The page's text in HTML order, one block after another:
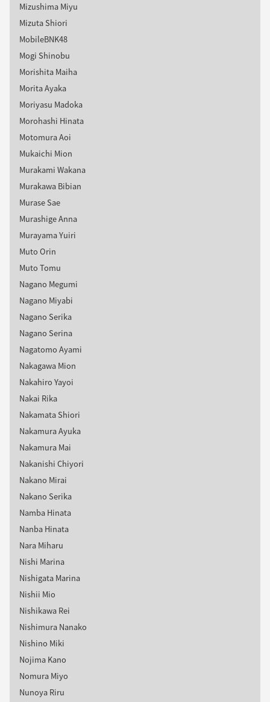
Mizushima Miyu
Mizuta Shiori
MobileBNK48
Mogi Shinobu
Morishita Maiha
Morita Ayaka
Moriyasu Madoka
Morohashi Hinata
Motomura Aoi
Mukaichi Mion
Murakami Wakana
Murakawa Bibian
Murase Sae
Murashige Anna
Murayama Yuiri
Muto Orin
Muto Tomu
Nagano Megumi
Nagano Miyabi
Nagano Serika
Nagano Serina
Nagatomo Ayami
Nakagawa Mion
Nakahiro Yayoi
Nakai Rika
Nakamata Shiori
Nakamura Ayuka
Nakamura Mai
Nakanishi Chiyori
Nakano Mirai
Nakano Serika
Namba Hinata
Nanba Hinata
Nara Miharu
Nishi Marina
Nishigata Marina
Nishii Mio
Nishikawa Rei
Nishimura Nanako
Nishino Miki
Nojima Kano
Nomura Miyo
Nunoya Riru